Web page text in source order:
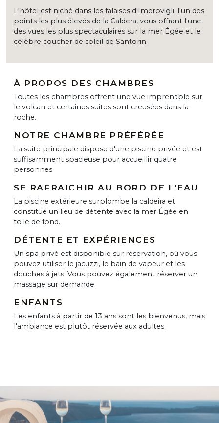
L'hôtel est niché dans les falaises d'Imerovigli, l'un des
points les plus élevés de la Caldera, vous offrant l'une
des vues les plus spectaculaires sur la mer Égée et le
célèbre coucher de soleil de Santorin.
À PROPOS DES CHAMBRES
Toutes les chambres offrent une vue imprenable sur
le volcan et certaines suites sont creusées dans la
roche.
NOTRE CHAMBRE PRÉFÉRÉE
La suite principale dispose d'une piscine privée et est
suffisamment spacieuse pour accueillir quatre
personnes.
SE RAFRAICHIR AU BORD DE L'EAU
La piscine extérieure surplombe la caldeira et
constitue un lieu de détente avec la mer Égée en
toile de fond.
DÉTENTE ET EXPÉRIENCES
Un spa privé est disponible sur réservation, où vous
pouvez utiliser le jacuzzi, le bain de vapeur et les
douches à jets. Vous pouvez également réserver un
massage sur demande.
ENFANTS
Les enfants à partir de 13 ans sont les bienvenus, mais
l'ambiance est plutôt réservée aux adultes.